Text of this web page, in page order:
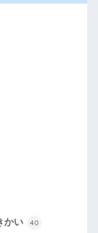
かい 40